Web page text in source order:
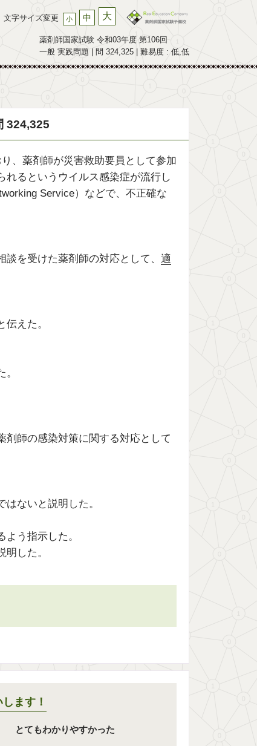
文字サイズ変更 小 中 大
薬剤師国家試験 令和03年度 第106回
一般 実践問題 | 問 324,325 | 難易度 : 低,低
324,325
、薬剤師が災害救助要員として参加
れるというウイルス感染症が流行し
Service）などで、不正確な
を受けた薬剤師の対応として、 適
えた。
剤師の感染対策に関する対応として
ないと説明した。
う指示した。
した。
ます！
とてもわかりやすかった